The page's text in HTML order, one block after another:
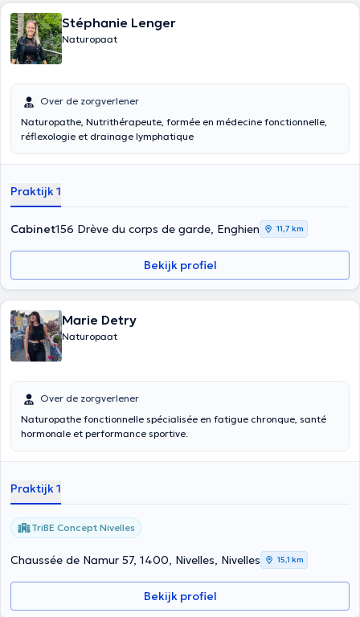
Stéphanie Lenger
Naturopaat
Over de zorgverlener
Naturopathe, Nutrithérapeute, formée en médecine fonctionnelle,
réflexologie et drainage lymphatique
Praktijk 1
Cabinet156 Drève du corps de garde, Enghien 11,7 km
Bekijk profiel
Marie Detry
Naturopaat
Over de zorgverlener
Naturopathe fonctionnelle spécialisée en fatigue chronque, santé
hormonale et performance sportive.
Praktijk 1
TriBE Concept Nivelles
Chaussée de Namur 57, 1400, Nivelles, Nivelles 15,1 km
Bekijk profiel